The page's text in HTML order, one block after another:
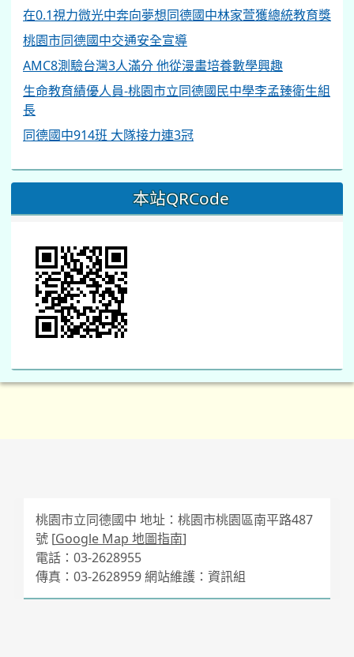
在0.1視力微光中奔向夢想同德國中林家萱獲總統教育獎
桃園市同德國中交通安全宣導
AMC8測驗台灣3人滿分 他從漫畫培養數學興趣
生命教育績優人員-桃園市立同德國民中學李孟臻衛生組
長
同德國中914班 大隊接力連3冠
本站QRCode
桃園市立同德國中 地址：桃園市桃園區南平路487
號 [Google Map 地圖指南]
電話：03-2628955
傳真：03-2628959 網站維護：資訊組